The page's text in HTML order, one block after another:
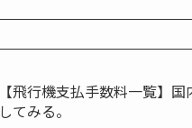
【飛行機支払手数料一覧】
してみる。